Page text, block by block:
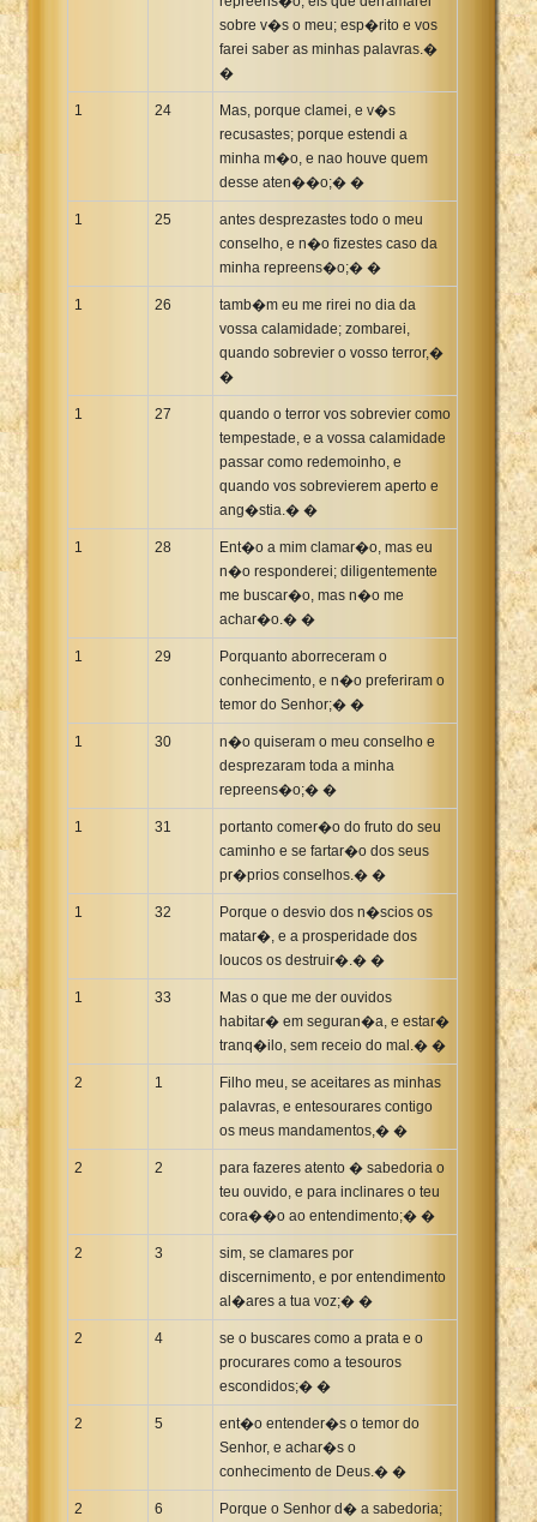
sobre v�s o meu; esp�rito e vos
farei saber as minhas palavras.�
�
1 24
Mas, porque clamei, e v�s
recusastes; porque estendi a
minha m�o, e nao houve quem
desse aten��o;� �
1 25
antes desprezastes todo o meu
conselho, e n�o fizestes caso da
minha repreens�o;� �
1 26
tamb�m eu me rirei no dia da
vossa calamidade; zombarei,
quando sobrevier o vosso terror,�
�
1 27
quando o terror vos sobrevier como
tempestade, e a vossa calamidade
passar como redemoinho, e
quando vos sobrevierem aperto e
ang�stia.� �
1 28
Ent�o a mim clamar�o, mas eu
n�o responderei; diligentemente
me buscar�o, mas n�o me
achar�o.� �
1 29
Porquanto aborreceram o
conhecimento, e n�o preferiram o
temor do Senhor;� �
1 30
n�o quiseram o meu conselho e
desprezaram toda a minha
repreens�o;� �
1 31
portanto comer�o do fruto do seu
caminho e se fartar�o dos seus
pr�prios conselhos.� �
1 32
Porque o desvio dos n�scios os
matar�, e a prosperidade dos
loucos os destruir�.� �
1 33
Mas o que me der ouvidos
habitar� em seguran�a, e estar�
tranq�ilo, sem receio do mal.� �
2 1
Filho meu, se aceitares as minhas
palavras, e entesourares contigo
os meus mandamentos,� �
2 2
para fazeres atento � sabedoria o
teu ouvido, e para inclinares o teu
cora��o ao entendimento;� �
2 3
sim, se clamares por
discernimento, e por entendimento
al�ares a tua voz;� �
2 4
se o buscares como a prata e o
procurares como a tesouros
escondidos;� �
2 5
ent�o entender�s o temor do
Senhor, e achar�s o
conhecimento de Deus.� �
2 6
Porque o Senhor d� a sabedoria;